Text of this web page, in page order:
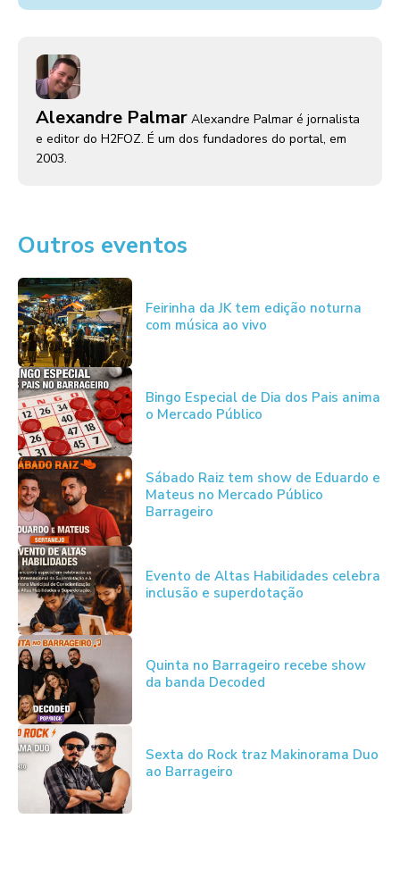
Alexandre Palmar Alexandre Palmar é jornalista
e editor do H2FOZ. É um dos fundadores do portal, em
2003.
Outros eventos
Feirinha da JK tem edição noturna
com música ao vivo
Bingo Especial de Dia dos Pais anima
o Mercado Público
Sábado Raiz tem show de Eduardo e
Mateus no Mercado Público
Barrageiro
Evento de Altas Habilidades celebra
inclusão e superdotação
Quinta no Barrageiro recebe show
da banda Decoded
Sexta do Rock traz Makinorama Duo
ao Barrageiro